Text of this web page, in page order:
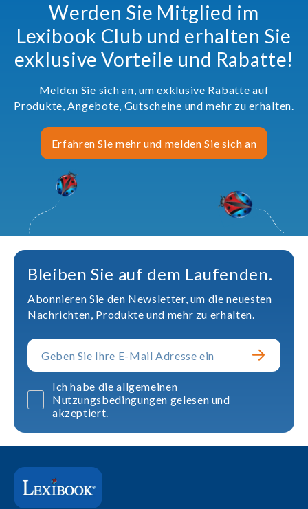
Werden Sie Mitglied im
Lexibook Club und erhalten Sie
exklusive Vorteile und Rabatte!
Melden Sie sich an, um exklusive Rabatte auf
Produkte, Angebote, Gutscheine und mehr zu erhalten.
Erfahren Sie mehr und melden Sie sich an
Bleiben Sie auf dem Laufenden.
Abonnieren Sie den Newsletter, um die neuesten
Nachrichten, Produkte und mehr zu erhalten.
Ich habe die allgemeinen
Nutzungsbedingungen gelesen und
akzeptiert.